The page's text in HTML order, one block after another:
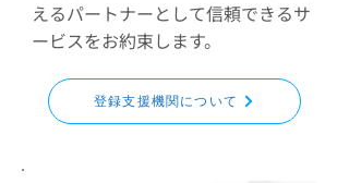
えるパートナーとして信頼できるサ
ービスをお約束します。
登録支援機関について